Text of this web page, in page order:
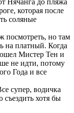
Нячанга до пляжа
которая после
соляные
посмотреть, но там
на платный. Когда
Мистер Тен и
не идти, потому
Года и все
супер, водичка
съездить хотя бы